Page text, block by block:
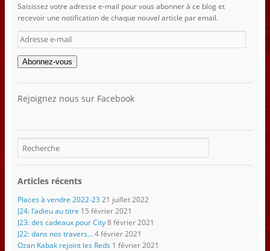
Saisissez votre adresse e-mail pour vous abonner à ce blog et
recevoir une notification de chaque nouvel article par email.
Adresse
e-
mail
Abonnez-vous
Rejoignez nous sur Facebook
Articles récents
Places à vendre 2022-23 21 juillet 2022
J24: l’adieu au titre 15 février 2021
J23: des cadeaux pour City 8 février 2021
J22: dans nos travers… 4 février 2021
Ozan Kabak rejoint les Reds 1 février 2021